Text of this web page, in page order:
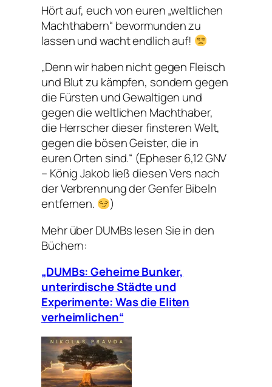
Hört auf, euch von euren „weltlichen
Machthabern“ bevormunden zu
lassen und wacht endlich auf!
„Denn wir haben nicht gegen Fleisch
und Blut zu kämpfen, sondern gegen
die Fürsten und Gewaltigen und
gegen die weltlichen Machthaber,
die Herrscher dieser finsteren Welt,
gegen die bösen Geister, die in
euren Orten sind.“ (Epheser 6,12 GNV
– König Jakob ließ diesen Vers nach
der Verbrennung der Genfer Bibeln
entfernen.
)
Mehr über DUMBs lesen Sie in den
Büchern:
„DUMBs: Geheime Bunker,
unterirdische Städte und
Experimente: Was die Eliten
verheimlichen“